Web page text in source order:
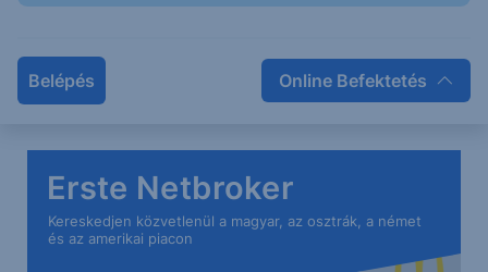
Belépés Online Befektetés
Péntek Ádám
Kiss Nicholas
, üzletfejlesztési menedzser
Erste Netbroker
Kereskedjen közvetlenül a magyar, az osztrák, a német
és az amerikai piacon